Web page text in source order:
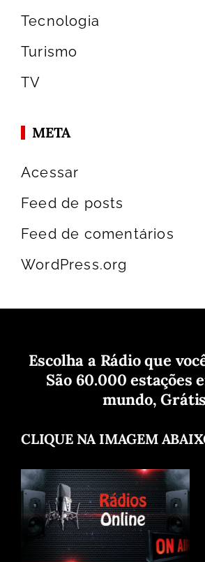
Tecnologia
Turismo
TV
META
Acessar
Feed de posts
Feed de comentários
WordPress.org
Escolha a Rádio que
São 60.000 estações
mundo,
CLIQUE NA IMAGEM